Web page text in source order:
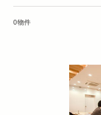
0物件